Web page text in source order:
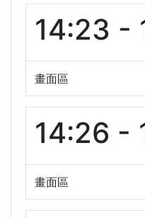
14:23 -
畫面區
14:26 -
畫面區